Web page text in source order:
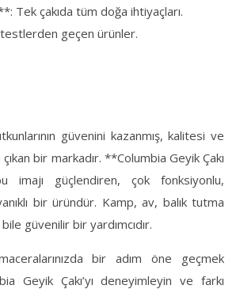
Tek çakıda tüm doğa ihtiyaçları.
testlerden geçen ürünler.
güvenini kazanmış, kalitesi ve
bir markadır. **Columbia Geyik Çakı
imajı güçlendiren, çok fonksiyonlu,
bir üründür. Kamp, av, balık tutma
güvenilir bir yardımcıdır.
bir adım öne geçmek
Geyik Çakı’yı deneyimleyin ve farkı